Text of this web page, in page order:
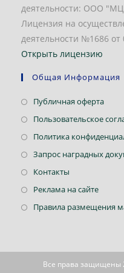
деятельности: ООО
Лицензия на
деятельности №1686 от
Открыть лицензию
Общая Информация
Публичная оферта
в
Пользовательское
Политика
Запрос наградных
Контакты
в
Реклама на сайте
в
Правила размещения
Все права защищены